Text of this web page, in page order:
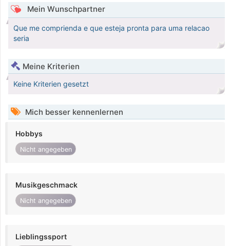
Mein Wunschpartner
Que me comprienda e que esteja pronta para uma relacao
seria
Meine Kriterien
Keine Kriterien gesetzt
Mich besser kennenlernen
Hobbys
Nicht angegeben
Musikgeschmack
Nicht angegeben
Lieblingssport